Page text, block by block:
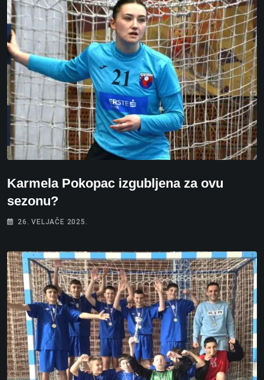
Karmela Pokopac izgubljena za ovu
sezonu?
26. VELJAČE 2025.